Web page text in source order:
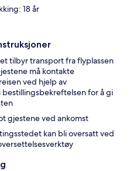
18 år
tilbyr transport fra flyplassen
må kontakte
ved hjelp av
for å gi
gjestene ved ankomst
kan bli oversatt ved